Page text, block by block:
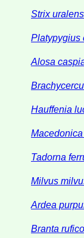
Strix
Platypygius
Alosa
Hauffenia
Tadorna
Milvus
Ardea
Branta